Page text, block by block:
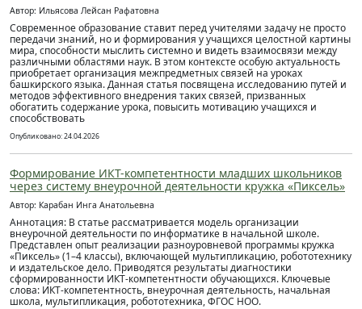
Автор: Ильясова Лейсан Рафатовна
Современное образование ставит перед учителями задачу не просто
передачи знаний, но и формирования у учащихся целостной картины
мира, способности мыслить системно и видеть взаимосвязи между
различными областями наук. В этом контексте особую актуальность
приобретает организация межпредметных связей на уроках
башкирского языка. Данная статья посвящена исследованию путей и
методов эффективного внедрения таких связей, призванных
обогатить содержание урока, повысить мотивацию учащихся и
способствовать
Опубликовано: 24.04.2026
Формирование ИКТ-компетентности младших школьников
через систему внеурочной деятельности кружка «Пиксель»
Автор: Карабан Инга Анатольевна
Аннотация: В статье рассматривается модель организации
внеурочной деятельности по информатике в начальной школе.
Представлен опыт реализации разноуровневой программы кружка
«Пиксель» (1–4 классы), включающей мультипликацию, робототехнику
и издательское дело. Приводятся результаты диагностики
сформированности ИКТ-компетентности обучающихся. Ключевые
слова: ИКТ-компетентность, внеурочная деятельность, начальная
школа, мультипликация, робототехника, ФГОС НОО.